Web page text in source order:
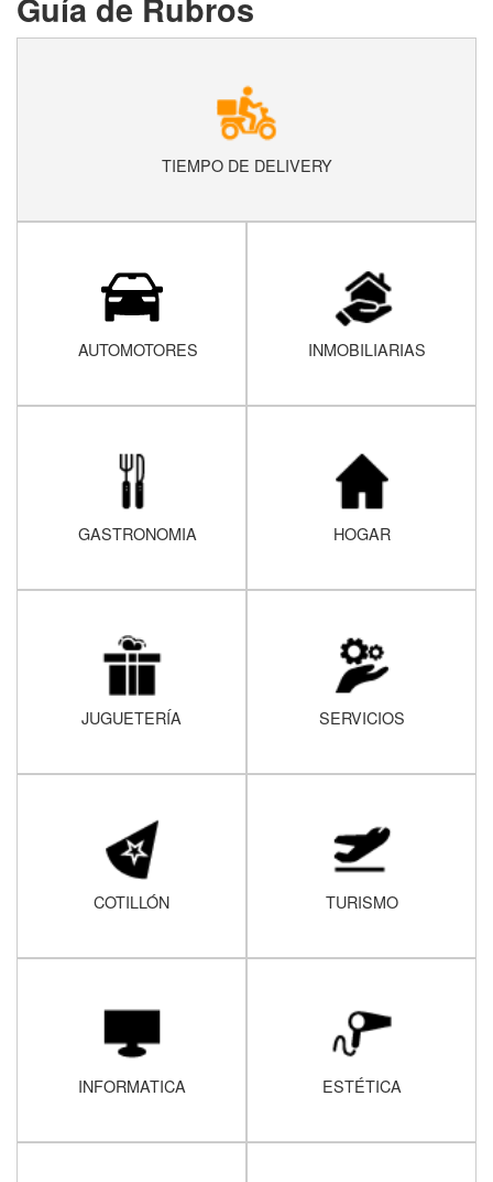
Guía de Rubros
TIEMPO DE DELIVERY
AUTOMOTORES INMOBILIARIAS
GASTRONOMIA HOGAR
JUGUETERÍA SERVICIOS
COTILLÓN TURISMO
INFORMATICA ESTÉTICA